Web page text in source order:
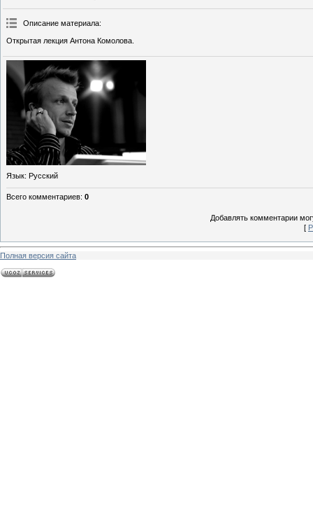
Описание материала:
Открытая лекция Антона Комолова.
Язык: Русский
Всего комментариев: 0
Добавлять комментарии
[
Полная версия сайта